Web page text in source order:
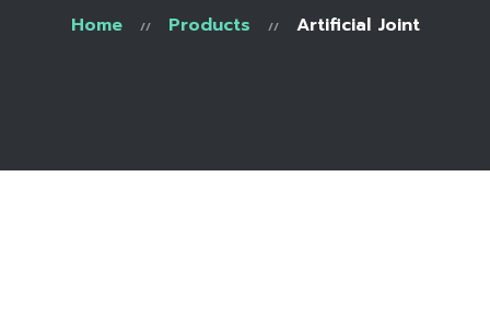
Home Products Artificial Joint